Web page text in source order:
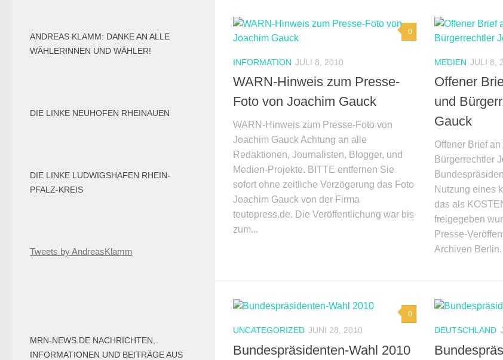
0
INFORMATION JULI 8, 2010
WARN-Hinweis zum Presse-
Foto von Joachim Gauck
WARN-Hinweis zum Presse-Foto von
Joachim Gauck Achtung an alle
Redaktionen, Journalisten, Blogger, und
Medien-Projekte. BITTE entfernen Sie
sofort ohne zeitliche Verzögerung das Foto
Joachim Gauck von der Firma
teutopress.de. Die Veröffentlichung war bis
zum...
MEDIEN JULI 8,
Offener
und
Gauck
Offener Brief
Bürgerrechtler
Nutzung eines
das als
freigegeben
Presse-
Archiven
0
UNCATEGORIZED JUNI 28, 2010
Bundespräsidenten-Wahl 2010
DEUTSCHLAND
ANDREAS KLAMM: DANKE AN ALLE
WÄHLERINNEN UND WÄHLER!
DIE LINKE NEUHOFEN RHEINAUEN
DIE LINKE LUDWIGSHAFEN RHEIN-
PFALZ-KREIS
Tweets by AndreasKlamm
MRN-NEWS.DE NACHRICHTEN,
INFORMATIONEN UND BEITRÄGE AUS